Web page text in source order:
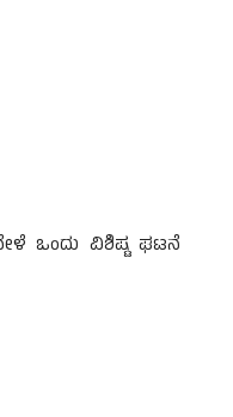
ಒಂದು ವಿಶಿಷ್ಟ ಘಟನೆ